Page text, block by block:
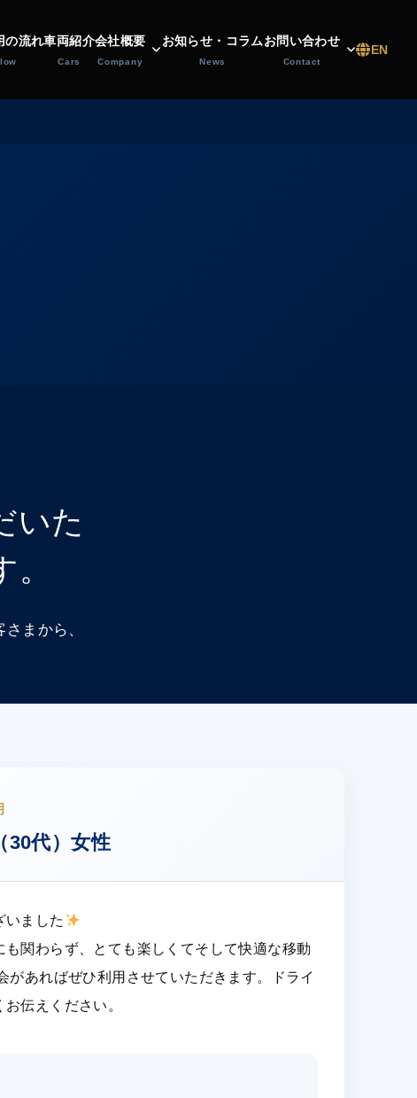
の流れ車両紹介
Cars
会社概要
Company
お知らせ・コラム
News
お問い合わせ
Contact
EN
いた
まから、
30代）女性
いました
も関わらず、とても楽しくてそして快適な移動
があればぜひ利用させていただきます。ドライ
伝えください。